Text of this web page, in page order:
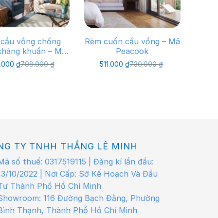
vồng chống
khuẩn – Mã
Aqua
798.000₫
Giá
₫Giá
Rèm cuốn cầu vồng – Mã
Peacook
730.000₫
Giá
511.000₫ Giá
TY TNHH THẮNG LÊ MINH
số thuế: 0317519115 | Đăng kí lần đầu:
10/2022 | Nơi Cấp: Sở Kế Hoạch Và Đầu
Thành Phố Hồ Chí Minh
116 Đường Bạch Đằng, Phường
Thạnh, Thành Phố Hồ Chí Minh